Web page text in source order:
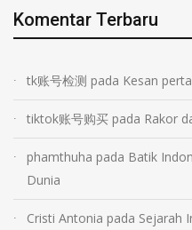
Komentar Terbaru
tk账号检测 pada Kesan
tiktok账号购买 pada Rakor
phamthuha pada Batik
Dunia
Cristi Antonia pada Sejarah